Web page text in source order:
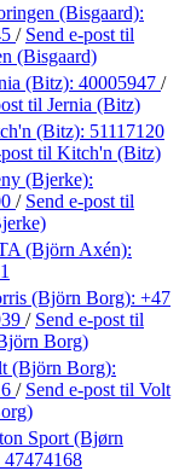
(Bisgaard):
/ Send e-post til
(Bisgaard)
(Bitz): 40005947 /
til Jernia (Bitz)
(Bitz): 51117120
til Kitch'n (Bitz)
(Bjerke):
/ Send e-post til
(Björn Axén):
(Björn Borg): +47
/ Send e-post til
Borg)
(Björn Borg):
/ Send e-post til Volt
Sport (Bjørn
47474168